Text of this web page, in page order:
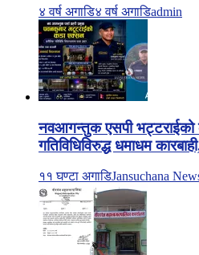
४ वर्ष अगाडि४ वर्ष अगाडिadmin
नवआगन्तुक एसपी भट्टराईको
गतिविधिविरुद्ध धमाधम
११ घण्टा अगाडिJansuchana